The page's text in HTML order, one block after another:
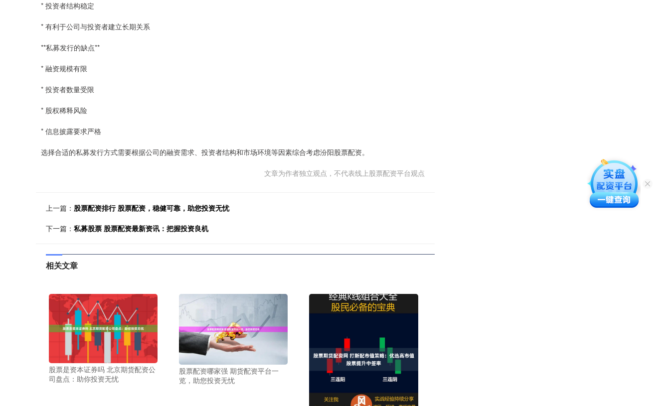
* 投资者结构稳定
* 有利于公司与投资者建立长期关系
**私募发行的缺点**
* 融资规模有限
* 投资者数量受限
* 股权稀释风险
* 信息披露要求严格
选择合适的私募发行方式需要根据公司的融资需求、投资者结构和市场环境等因素综合考虑汾阳股票配资。
文章为作者独立观点，不代表线上股票配资平台观点
上一篇： 股票配资排行 股票配资，稳健可靠，助您投资无忧
下一篇： 私募股票 股票配资最新资讯：把握投资良机
相关文章
股票是资本证券吗 北京期货配资公
司盘点：助你投资无忧
股票配资哪家强 期货配资平台一
览，助您投资无忧